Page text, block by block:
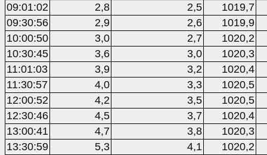
09:01:02
2,8 2,5
1019,7
09:30:56
2,9 2,6
1019,9
10:00:50
3,0 2,7
1020,2
10:30:45
3,6 3,0
1020,3
11:01:03
3,9 3,2
1020,4
11:30:57
4,0 3,3
1020,5
12:00:52
4,2 3,5
1020,5
12:30:46
4,5 3,7
1020,4
13:00:41
4,7 3,8
1020,3
13:30:59
5,3 4,1
1020,2